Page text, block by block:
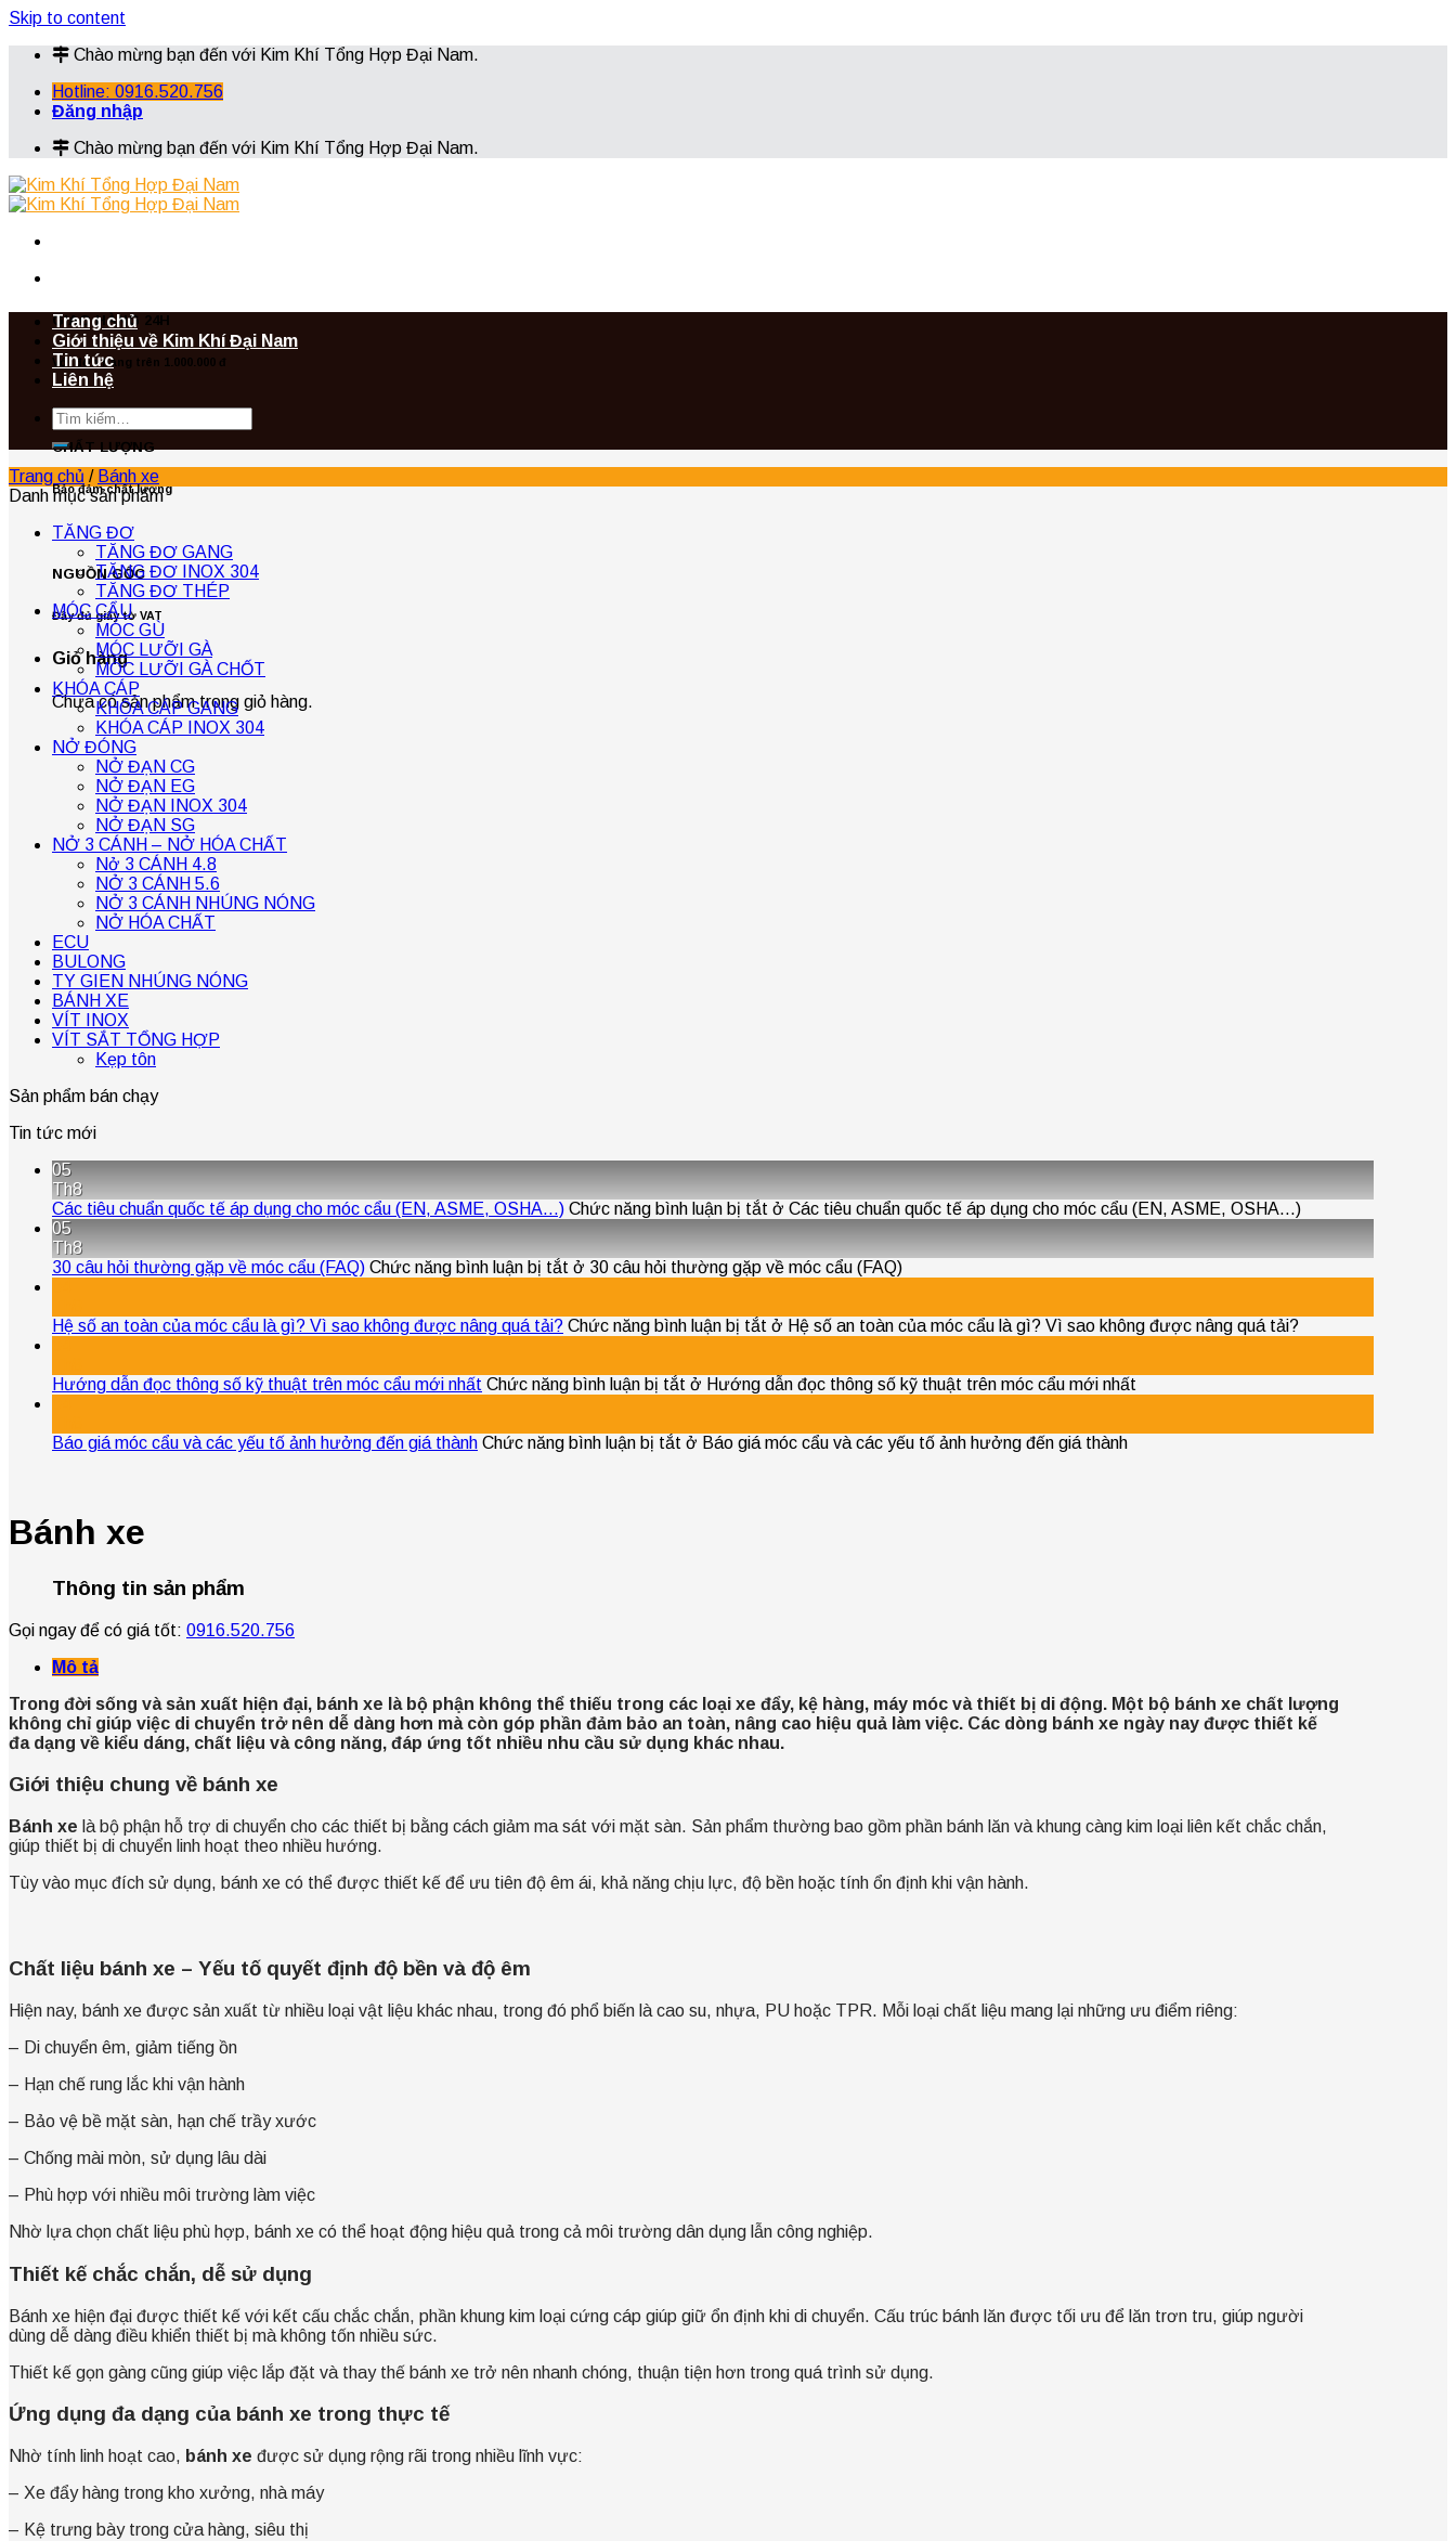
Skip to content
Chào mừng bạn đến với Kim Khí Tổng Hợp Đại Nam.
Hotline: 0916.520.756
Đăng nhập
Chào mừng bạn đến với Kim Khí Tổng Hợp Đại Nam.
GIAO HÀNG 24H
Với đơn hàng trên 1.000.000 đ
CHẤT LƯỢNG
Bảo đảm chất lượng
NGUỒN GỐC
Đầy đủ giấy tờ VAT
Giỏ hàng
Chưa có sản phẩm trong giỏ hàng.
Trang chủ
Giới thiệu về Kim Khí Đại Nam
Tin tức
Liên hệ
Trang chủ / Bánh xe
Danh mục sản phẩm
TĂNG ĐƠ
TĂNG ĐƠ GANG
TĂNG ĐƠ INOX 304
TĂNG ĐƠ THÉP
MÓC CẨU
MÓC GÙ
MÓC LƯỠI GÀ
MÓC LƯỠI GÀ CHỐT
KHÓA CÁP
KHÓA CÁP GANG
KHÓA CÁP INOX 304
NỞ ĐÓNG
NỞ ĐẠN CG
NỞ ĐẠN EG
NỞ ĐẠN INOX 304
NỞ ĐẠN SG
NỞ 3 CÁNH – NỞ HÓA CHẤT
Nở 3 CÁNH 4.8
NỞ 3 CÁNH 5.6
NỞ 3 CÁNH NHÚNG NÓNG
NỞ HÓA CHẤT
ECU
BULONG
TY GIEN NHÚNG NÓNG
BÁNH XE
VÍT INOX
VÍT SẮT TỔNG HỢP
Kẹp tôn
Sản phẩm bán chạy
Tin tức mới
05
Th8
Các tiêu chuẩn quốc tế áp dụng cho móc cẩu (EN, ASME, OSHA…) Chức năng bình luận bị tắt ở Các tiêu chuẩn quốc tế áp dụng cho móc cẩu (EN, ASME, OSHA…)
05
Th8
30 câu hỏi thường gặp về móc cẩu (FAQ) Chức năng bình luận bị tắt ở 30 câu hỏi thường gặp về móc cẩu (FAQ)
Hệ số an toàn của móc cẩu là gì? Vì sao không được nâng quá tải? Chức năng bình luận bị tắt ở Hệ số an toàn của móc cẩu là gì? Vì sao không được nâng quá tải?
Hướng dẫn đọc thông số kỹ thuật trên móc cẩu mới nhất Chức năng bình luận bị tắt ở Hướng dẫn đọc thông số kỹ thuật trên móc cẩu mới nhất
Báo giá móc cẩu và các yếu tố ảnh hưởng đến giá thành Chức năng bình luận bị tắt ở Báo giá móc cẩu và các yếu tố ảnh hưởng đến giá thành
Bánh xe
Thông tin sản phẩm
Gọi ngay để có giá tốt: 0916.520.756
Mô tả
Trong đời sống và sản xuất hiện đại, bánh xe là bộ phận không thể thiếu trong các loại xe đẩy, kệ hàng, máy móc và thiết bị di động. Một bộ bánh xe chất lượng
không chỉ giúp việc di chuyển trở nên dễ dàng hơn mà còn góp phần đảm bảo an toàn, nâng cao hiệu quả làm việc. Các dòng bánh xe ngày nay được thiết kế
đa dạng về kiểu dáng, chất liệu và công năng, đáp ứng tốt nhiều nhu cầu sử dụng khác nhau.
Giới thiệu chung về bánh xe
Bánh xe là bộ phận hỗ trợ di chuyển cho các thiết bị bằng cách giảm ma sát với mặt sàn. Sản phẩm thường bao gồm phần bánh lăn và khung càng kim loại liên kết chắc chắn,
giúp thiết bị di chuyển linh hoạt theo nhiều hướng.
Tùy vào mục đích sử dụng, bánh xe có thể được thiết kế để ưu tiên độ êm ái, khả năng chịu lực, độ bền hoặc tính ổn định khi vận hành.
Chất liệu bánh xe – Yếu tố quyết định độ bền và độ êm
Hiện nay, bánh xe được sản xuất từ nhiều loại vật liệu khác nhau, trong đó phổ biến là cao su, nhựa, PU hoặc TPR. Mỗi loại chất liệu mang lại những ưu điểm riêng:
– Di chuyển êm, giảm tiếng ồn
– Hạn chế rung lắc khi vận hành
– Bảo vệ bề mặt sàn, hạn chế trầy xước
– Chống mài mòn, sử dụng lâu dài
– Phù hợp với nhiều môi trường làm việc
Nhờ lựa chọn chất liệu phù hợp, bánh xe có thể hoạt động hiệu quả trong cả môi trường dân dụng lẫn công nghiệp.
Thiết kế chắc chắn, dễ sử dụng
Bánh xe hiện đại được thiết kế với kết cấu chắc chắn, phần khung kim loại cứng cáp giúp giữ ổn định khi di chuyển. Cấu trúc bánh lăn được tối ưu để lăn trơn tru, giúp người
dùng dễ dàng điều khiển thiết bị mà không tốn nhiều sức.
Thiết kế gọn gàng cũng giúp việc lắp đặt và thay thế bánh xe trở nên nhanh chóng, thuận tiện hơn trong quá trình sử dụng.
Ứng dụng đa dạng của bánh xe trong thực tế
Nhờ tính linh hoạt cao, bánh xe được sử dụng rộng rãi trong nhiều lĩnh vực:
– Xe đẩy hàng trong kho xưởng, nhà máy
– Kệ trưng bày trong cửa hàng, siêu thị